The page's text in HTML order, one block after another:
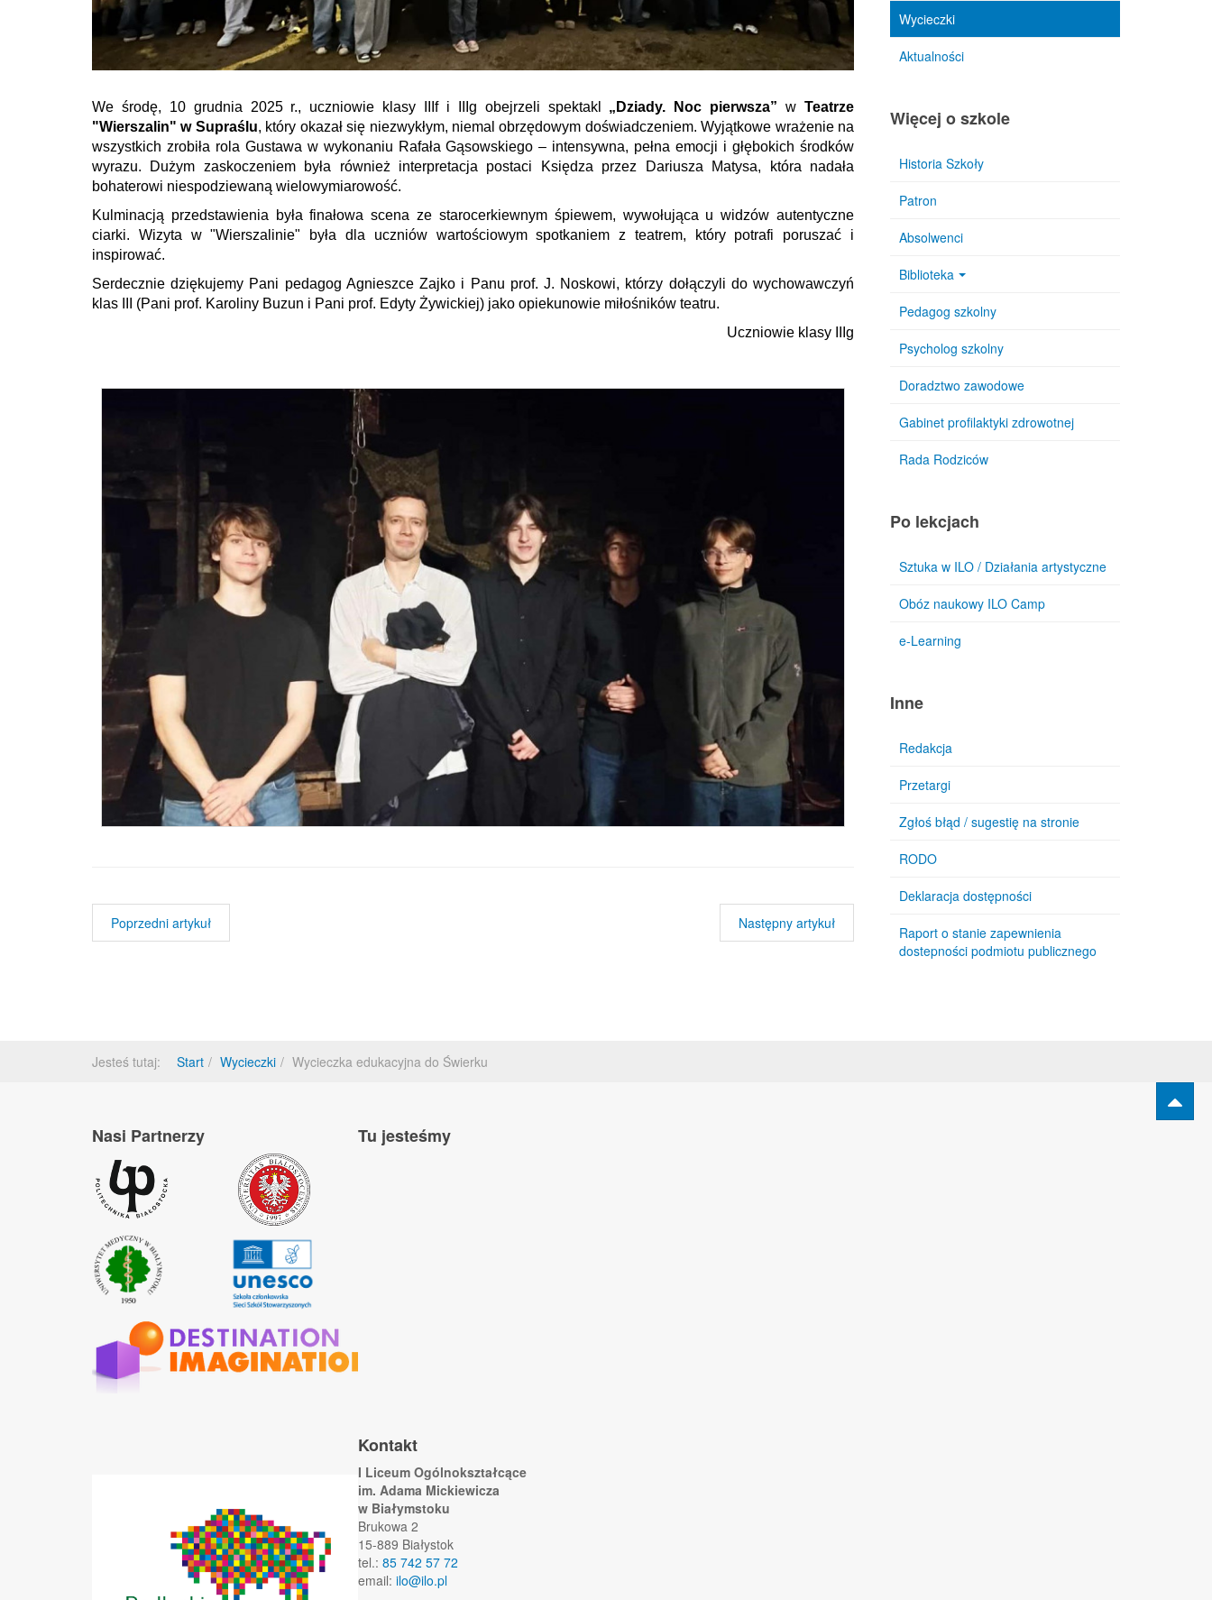
We środę, 10 grudnia 2025 r., uczniowie klasy IIIf i IIIg obejrzeli spektakl „Dziady. Noc pierwsza” wTeatrze
"Wierszalin" w Supraślu, który okazał się niezwykłym, niemal obrzędowym doświadczeniem. Wyjątkowe wrażenie na
wszystkich zrobiła rola Gustawa w wykonaniu Rafała Gąsowskiego – intensywna, pełna emocji i głębokich środków
wyrazu. Dużym zaskoczeniem była również interpretacja postaci Księdza przez Dariusza Matysa, która nadała
bohaterowi niespodziewaną wielowymiarowość.
Kulminacją przedstawienia była finałowa scena ze starocerkiewnym śpiewem, wywołująca u widzów autentyczne
ciarki. Wizyta w "Wierszalinie" była dla uczniów wartościowym spotkaniem z teatrem, który potrafi poruszać i
inspirować.
Serdecznie dziękujemy Pani pedagog Agnieszce Zajko i Panu prof. J. Noskowi, którzy dołączyli do wychowawczyń
klas III (Pani prof. Karoliny Buzun i Pani prof. Edyty Żywickiej) jako opiekunowie miłośników teatru.
Uczniowie klasy IIIg
Poprzedni artykuł Następny artykuł
Wycieczki
Aktualności
Więcej o szkole
Historia Szkoły
Patron
Absolwenci
Biblioteka
Pedagog szkolny
Psycholog szkolny
Doradztwo zawodowe
Gabinet profilaktyki zdrowotnej
Rada Rodziców
Po lekcjach
Sztuka w ILO / Działania artystyczne
Obóz naukowy ILO Camp
e-Learning
Inne
Redakcja
Przetargi
Zgłoś błąd / sugestię na stronie
RODO
Deklaracja dostępności
Raport o stanie zapewnienia
dostepności podmiotu publicznego
Jesteś tutaj: Start Wycieczki Wycieczka edukacyjna do Świerku
Nasi Partnerzy Tu jesteśmy
Kontakt
I Liceum Ogólnokształcące
im. Adama Mickiewicza
w Białymstoku
Brukowa 2
15-889 Białystok
tel.: 85 742 57 72
email: ilo@ilo.pl